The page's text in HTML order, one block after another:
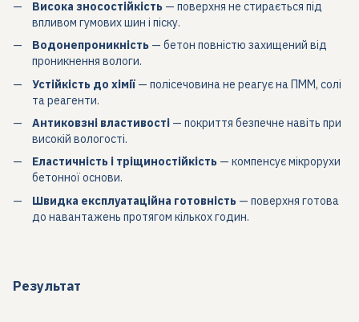
Висока зносостійкість — поверхня не стирається під
впливом гумових шин і піску.
Водонепроникність — бетон повністю захищений від
проникнення вологи.
Устійкість до хімії — полісечовина не реагує на ПММ, солі
та реагенти.
Антиковзні властивості — покриття безпечне навіть при
високій вологості.
Еластичність і тріщиностійкість — компенсує мікрорухи
бетонної основи.
Швидка експлуатаційна готовність — поверхня готова
до навантажень протягом кількох годин.
Результат